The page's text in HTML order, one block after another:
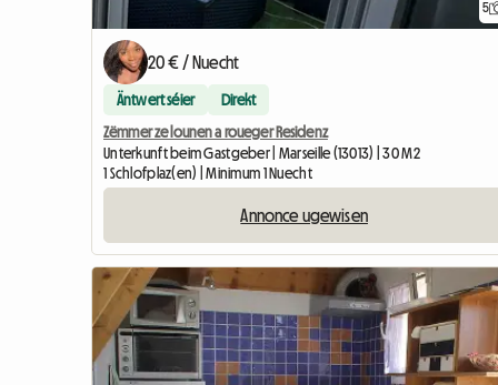
5
20 € / Nuecht
Äntwert séier Direkt
Zëmmer ze lounen a roueger Residenz
Unterkunft beim Gastgeber | Marseille (13013) | 30 M2
1 Schlofplaz(en) | Minimum 1 Nuecht
Annonce ugewisen